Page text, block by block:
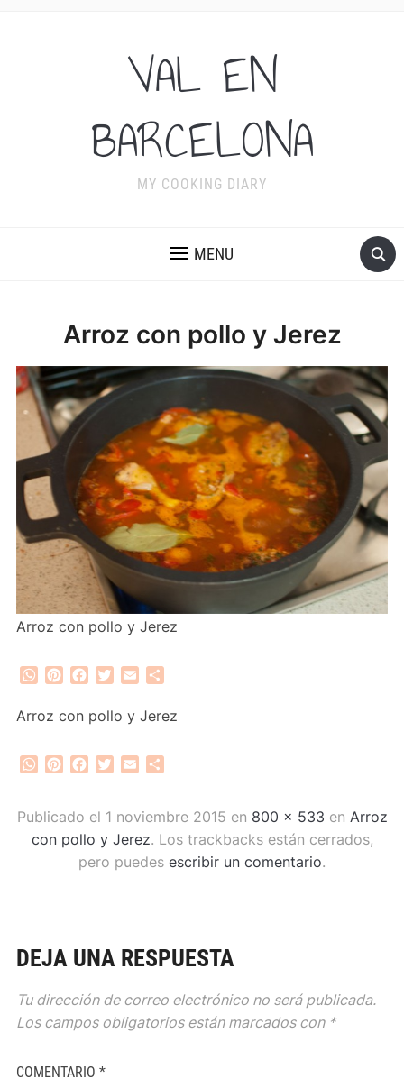
VAL EN
BARCELONA
MY COOKING DIARY
MENU
Arroz con pollo y Jerez
Arroz con pollo y Jerez
WhatsApp
PinterestFacebook
Twitter
Email
Arroz con pollo y Jerez
WhatsApp
PinterestFacebook
Twitter
Email
Publicado el 1 noviembre 2015 en 800 × 533 en Arroz
con pollo y Jerez. Los trackbacks están cerrados,
pero puedes escribir un comentario.
DEJA UNA RESPUESTA
Tu dirección de correo electrónico no será publicada.
Los campos obligatorios están marcados con *
COMENTARIO *